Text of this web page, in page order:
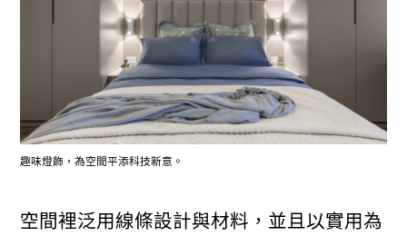
趣味燈飾，為空間平添科技新意。
空間裡泛用線條設計與材料，並且以實用為